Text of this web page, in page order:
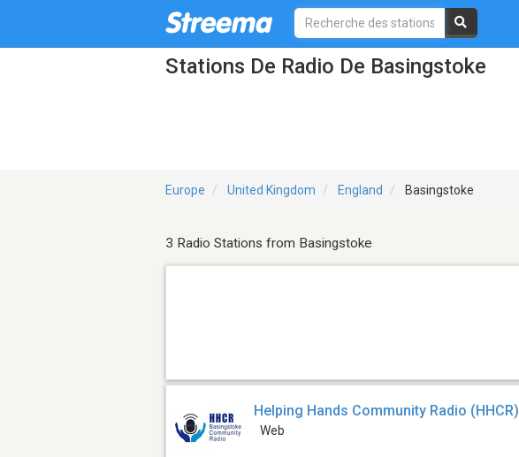
Stations De Radio De Basingstoke
Europe United Kingdom England Basingstoke
3 Radio Stations from Basingstoke
Helping Hands Community Radio (HHCR)
Web